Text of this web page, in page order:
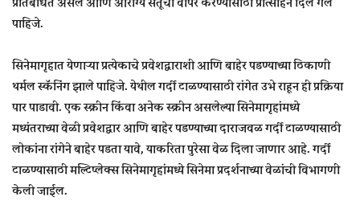
पाहिजे.
सिनेमागृहात येणाऱ्या प्रत्येकाचे प्रवेशद्वाराशी आणि बाहेर पडण्याच्या ठिकाणी
थर्मल स्कॅनिंग झाले पाहिजे. येथील गर्दी टाळण्यासाठी रांगेत उभे राहून ही प्रक्रिया
पार पाडावी. एक स्क्रीन किंवा अनेक स्क्रीन असलेल्या सिनेमागृहांमध्ये
मध्यंतराच्या वेळी प्रवेशद्वार आणि बाहेर पडण्याच्या दाराजवळ गर्दी टाळण्यासाठी
लोकांना रांगेने बाहेर पडता यावे, याकरिता पुरेसा वेळ दिला जाणार आहे. गर्दी
टाळण्यासाठी मल्टिप्लेक्स सिनेमागृहांमध्ये सिनेमा प्रदर्शनाच्या वेळांची विभागणी
केली जाईल.